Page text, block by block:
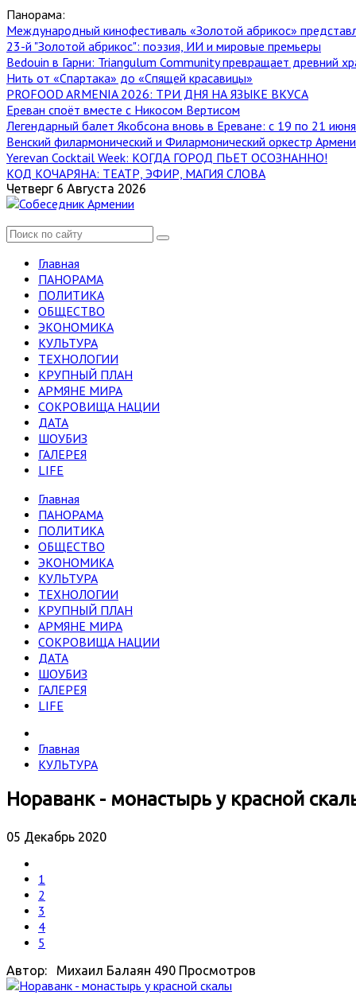
Панорама:
Международный кинофестиваль «Золотой абрикос»
23-й "Золотой абрикос": поэзия, ИИ и мировые премьеры
Bedouin в Гарни: Triangulum Community превращает древний
Нить от «Спартака» до «Спящей красавицы»
PROFOOD ARMENIA 2026: ТРИ ДНЯ НА ЯЗЫКЕ ВКУСА
Ереван споёт вместе с Никосом Вертисом
Легендарный балет Якобсона вновь в Ереване: с 19 по 21
Венский филармонический и Филармонический оркестр
Yerevan Cocktail Week: КОГДА ГОРОД ПЬЕТ ОСОЗНАННО!
КОД КОЧАРЯНА: ТЕАТР, ЭФИР, МАГИЯ СЛОВА
Четверг 6 Августа 2026
Главная
ПАНОРАМА
ПОЛИТИКА
ОБЩЕСТВО
ЭКОНОМИКА
КУЛЬТУРА
ТЕХНОЛОГИИ
КРУПНЫЙ ПЛАН
АРМЯНЕ МИРА
СОКРОВИЩА НАЦИИ
ДАТА
ШОУБИЗ
ГАЛЕРЕЯ
LIFE
Главная
ПАНОРАМА
ПОЛИТИКА
ОБЩЕСТВО
ЭКОНОМИКА
КУЛЬТУРА
ТЕХНОЛОГИИ
КРУПНЫЙ ПЛАН
АРМЯНЕ МИРА
СОКРОВИЩА НАЦИИ
ДАТА
ШОУБИЗ
ГАЛЕРЕЯ
LIFE
Главная
КУЛЬТУРА
Нораванк - монастырь у красной
05 Декабрь 2020
1
2
3
4
5
Автор: Михаил Балаян 490 Просмотров